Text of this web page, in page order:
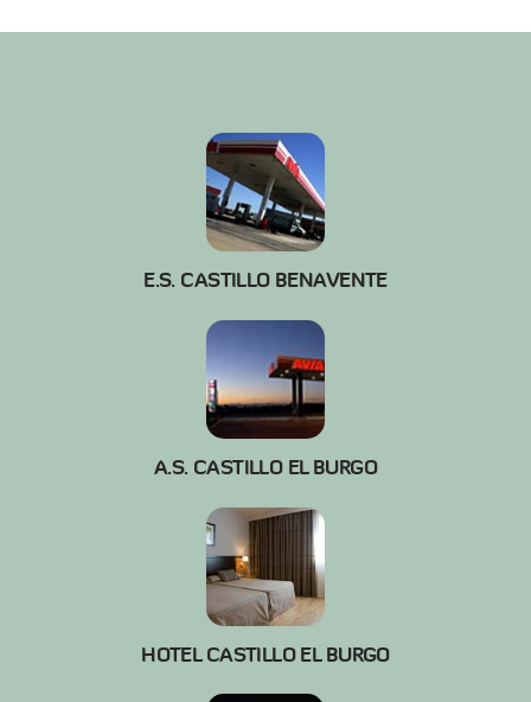
E.S. CASTILLO BENAVENTE
A.S. CASTILLO EL BURGO
HOTEL CASTILLO EL BURGO